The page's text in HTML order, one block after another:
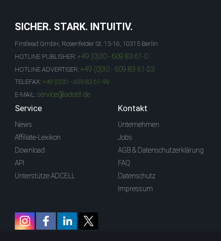
SICHER. STARK. INTUITIV.
Firstlead GmbH, Rosenfelder St. 15-16, 10315 Berlin
HOTLINE PUBLISHER: +49 (0)30 - 609 83 61-0
HOTLINE ADVERTISER: +49 (0)30 - 609 83 61-23
TELEFAX: +49 (0)30 - 609 83 61-99
E-MAIL: service@adcell.de
Service
News
Affiliate-Lexikon
Download
API
Unterstütze ADCELL
Kontakt
Unternehmen
Jobs
AGB & Datenschutzerklärung
FAQ
Datenschutz
Impressum